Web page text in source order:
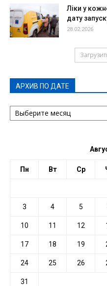
Ліки у
дату
28.02.2026
АРХИВ ПО ДАТЕ
АРХИВ
ПО
Пн Вт Ср
3 4 5
10 11 12
17 18 19
24 25 26
31